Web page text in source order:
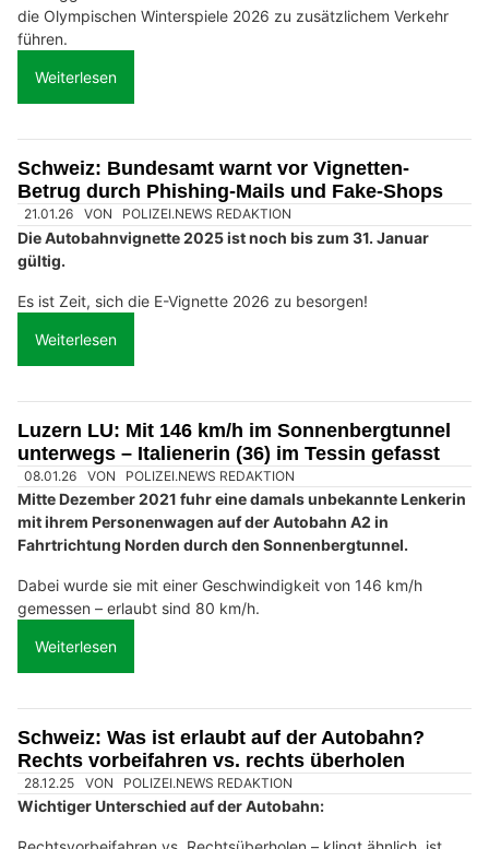
die Olympischen Winterspiele 2026 zu zusätzlichem Verkehr
führen.
Weiterlesen
Schweiz: Bundesamt warnt vor Vignetten-
Betrug durch Phishing-Mails und Fake-Shops
21.01.26 VON POLIZEI.NEWS REDAKTION
Die Autobahnvignette 2025 ist noch bis zum 31. Januar
gültig.
Es ist Zeit, sich die E-Vignette 2026 zu besorgen!
Weiterlesen
Luzern LU: Mit 146 km/h im Sonnenbergtunnel
unterwegs – Italienerin (36) im Tessin gefasst
08.01.26 VON POLIZEI.NEWS REDAKTION
Mitte Dezember 2021 fuhr eine damals unbekannte Lenkerin
mit ihrem Personenwagen auf der Autobahn A2 in
Fahrtrichtung Norden durch den Sonnenbergtunnel.
Dabei wurde sie mit einer Geschwindigkeit von 146 km/h
gemessen – erlaubt sind 80 km/h.
Weiterlesen
Schweiz: Was ist erlaubt auf der Autobahn?
Rechts vorbeifahren vs. rechts überholen
28.12.25 VON POLIZEI.NEWS REDAKTION
Wichtiger Unterschied auf der Autobahn: